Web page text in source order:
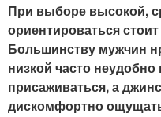
При выборе высокой,
ориентироваться
Большинству мужчин
низкой часто неудобно
присаживаться, а
дискомфортно